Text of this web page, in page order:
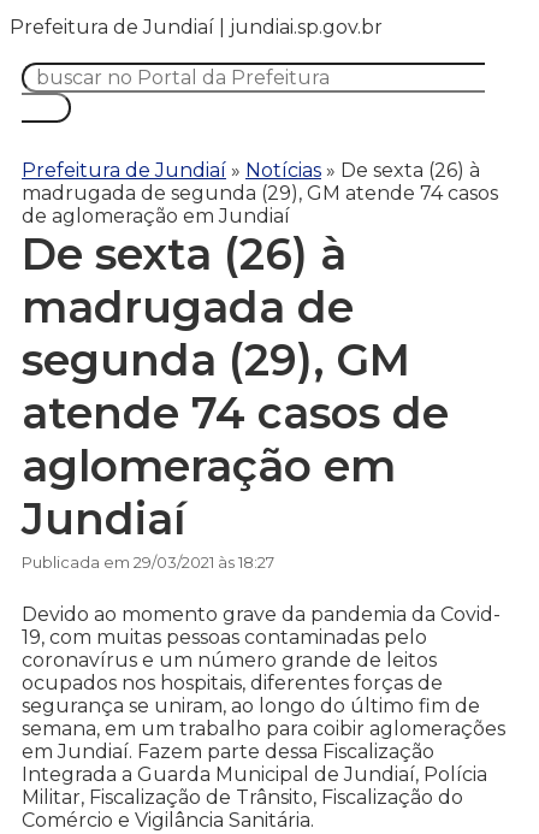
Prefeitura de Jundiaí | jundiai.sp.gov.br
Prefeitura de Jundiaí » Notícias » De sexta (26) à
madrugada de segunda (29), GM atende 74 casos
de aglomeração em Jundiaí
De sexta (26) à
madrugada de
segunda (29), GM
atende 74 casos de
aglomeração em
Jundiaí
Publicada em 29/03/2021 às 18:27
Devido ao momento grave da pandemia da Covid-
19, com muitas pessoas contaminadas pelo
coronavírus e um número grande de leitos
ocupados nos hospitais, diferentes forças de
segurança se uniram, ao longo do último fim de
semana, em um trabalho para coibir aglomerações
em Jundiaí. Fazem parte dessa Fiscalização
Integrada a Guarda Municipal de Jundiaí, Polícia
Militar, Fiscalização de Trânsito, Fiscalização do
Comércio e Vigilância Sanitária.